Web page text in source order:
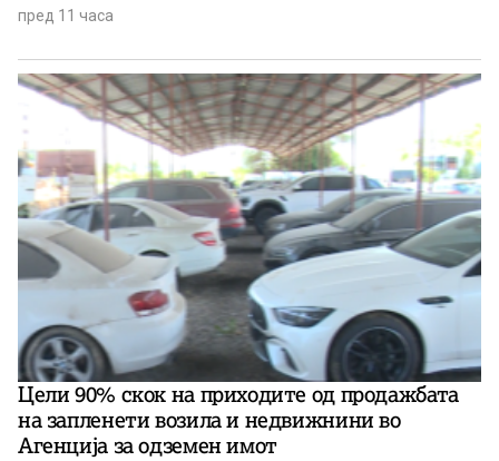
пред 11 часа
Цели 90% скок на приходите од продажбата
на запленети возила и недвижнини во
Агенција за одземен имот